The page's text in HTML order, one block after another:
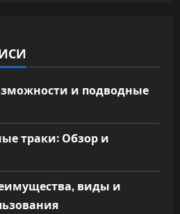
и подводные
траки: Обзор и
виды и